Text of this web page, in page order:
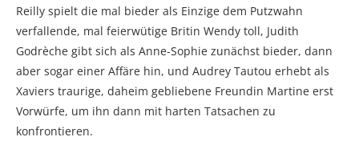
Reilly spielt die mal bieder als Einzige dem Putzwahn
verfallende, mal feierwütige Britin Wendy toll, Judith
Godrèche gibt sich als Anne-Sophie zunächst bieder, dann
aber sogar einer Affäre hin, und Audrey Tautou erhebt als
Xaviers traurige, daheim gebliebene Freundin Martine erst
Vorwürfe, um ihn dann mit harten Tatsachen zu
konfrontieren.